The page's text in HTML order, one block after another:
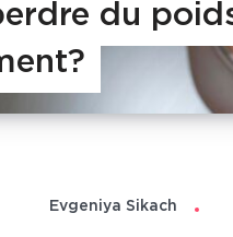
du
Evgeniya Sikach